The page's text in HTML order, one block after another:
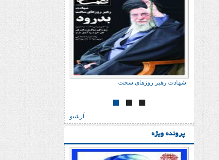
شهادت رهبر روزهای سخت
آرشیو
پرونده ویژه